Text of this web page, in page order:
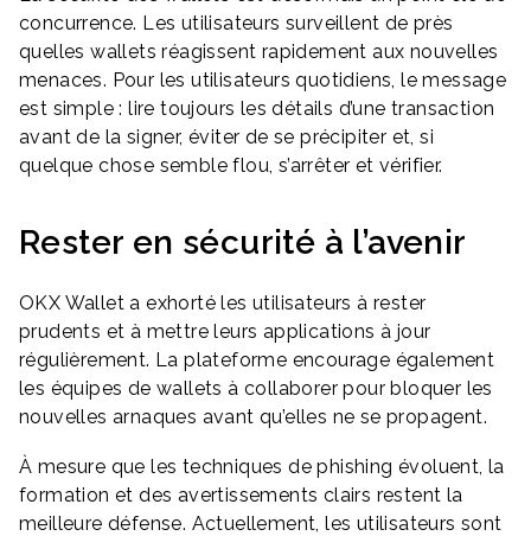
concurrence. Les utilisateurs surveillent de près
quelles wallets réagissent rapidement aux nouvelles
menaces. Pour les utilisateurs quotidiens, le message
est simple : lire toujours les détails d’une transaction
avant de la signer, éviter de se précipiter et, si
quelque chose semble flou, s’arrêter et vérifier.
Rester en sécurité à l’avenir
OKX Wallet a exhorté les utilisateurs à rester
prudents et à mettre leurs applications à jour
régulièrement. La plateforme encourage également
les équipes de wallets à collaborer pour bloquer les
nouvelles arnaques avant qu’elles ne se propagent.
À mesure que les techniques de phishing évoluent, la
formation et des avertissements clairs restent la
meilleure défense. Actuellement, les utilisateurs sont